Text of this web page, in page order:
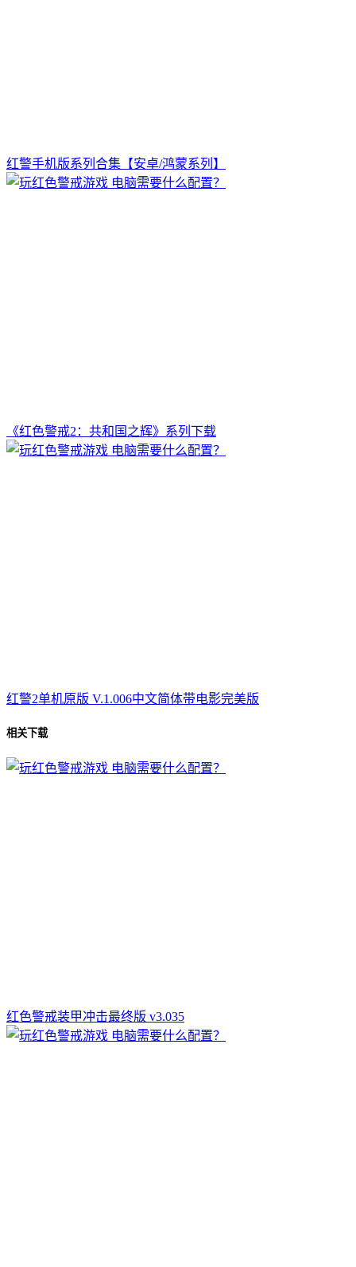
红警手机版系列合集【安卓/鸿蒙系列】
《红色警戒2：共和国之辉》系列下载
红警2单机原版 V.1.006中文简体带电影完美版
相关下载
红色警戒装甲冲击最终版 v3.035